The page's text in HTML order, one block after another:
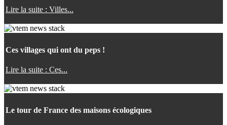
Lire la suite : Villes...
Ces villages qui ont du peps !
Lire la suite : Ces...
Le tour de France des maisons écologiques